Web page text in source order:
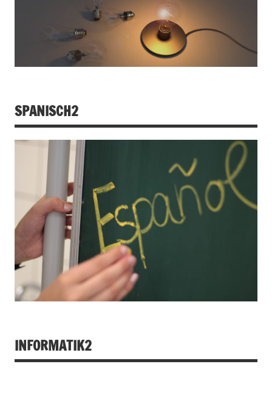
SPANISCH2
INFORMATIK2